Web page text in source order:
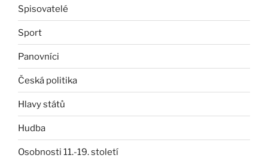
Spisovatelé
Sport
Panovníci
Česká politika
Hlavy států
Hudba
Osobnosti 11.-19. století